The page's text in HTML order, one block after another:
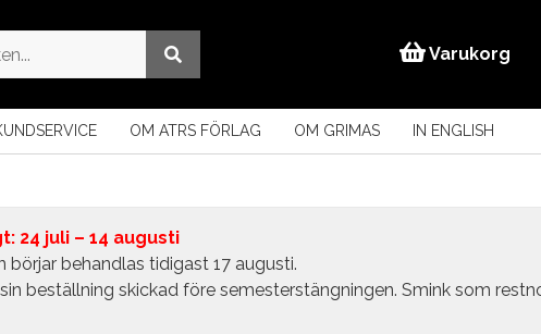
Varukorg
OM ATRS FÖRLAG OM GRIMAS IN ENGLISH
24 juli – 14 augusti
börjar behandlas tidigast 17 augusti.
beställning skickad före semesterstängningen. Smink som